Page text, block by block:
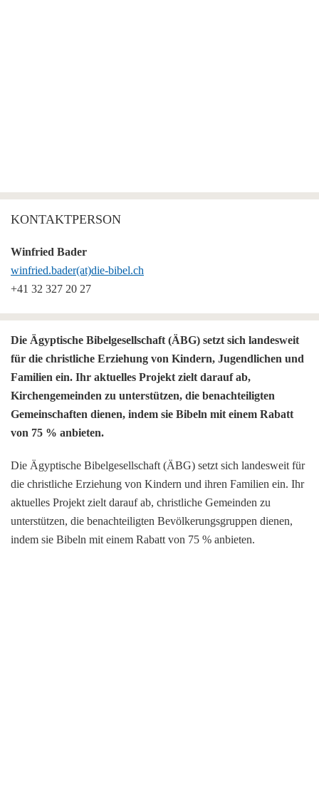
KONTAKTPERSON
Winfried Bader
winfried.bader(at)die-bibel.ch
+41 32 327 20 27
Die Ägyptische Bibelgesellschaft (ÄBG) setzt sich landesweit
für die christliche Erziehung von Kindern, Jugendlichen und
Familien ein. Ihr aktuelles Projekt zielt darauf ab,
Kirchengemeinden zu unterstützen, die benachteiligten
Gemeinschaften dienen, indem sie Bibeln mit einem Rabatt
von 75 % anbieten.
Die Ägyptische Bibelgesellschaft (ÄBG) setzt sich landesweit für
die christliche Erziehung von Kindern und ihren Familien ein. Ihr
aktuelles Projekt zielt darauf ab, christliche Gemeinden zu
unterstützen, die benachteiligten Bevölkerungsgruppen dienen,
indem sie Bibeln mit einem Rabatt von 75 % anbieten.